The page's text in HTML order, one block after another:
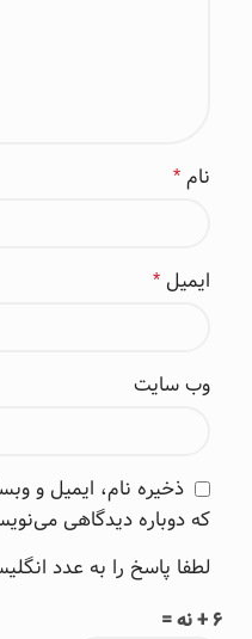
نام*
ایمیل *
وب‌ سایت
ذخیره نام، ایمیل و
که دوباره دیدگاهی
لطفا پاسخ را به عدد
6 + نه =